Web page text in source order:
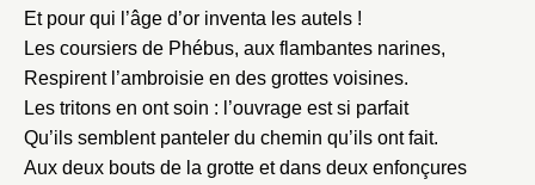
Et pour qui l’âge d’or inventa les autels !
Les coursiers de Phébus, aux flambantes narines,
Respirent l’ambroisie en des grottes voisines.
Les tritons en ont soin : l’ouvrage est si parfait
Qu’ils semblent panteler du chemin qu’ils ont fait.
Aux deux bouts de la grotte et dans deux enfonçures